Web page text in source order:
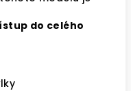
do celého